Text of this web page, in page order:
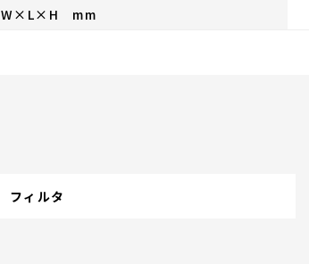
W×L×H mm
フィルタ